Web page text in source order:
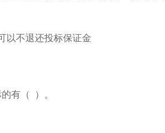
以不退还投标保证金
有（ ）。